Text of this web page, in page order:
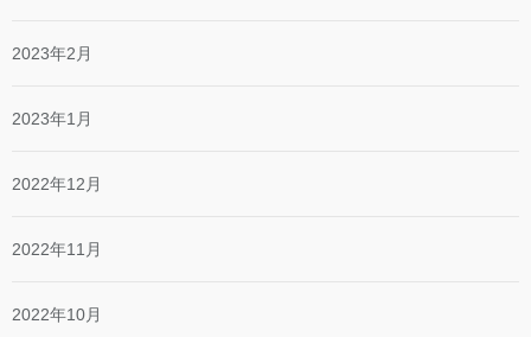
2023年2月
2023年1月
2022年12月
2022年11月
2022年10月